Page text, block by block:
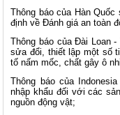
Thông báo của Hàn
định về Đánh giá an toàn
Thông báo của Đài Loan
sửa đổi, thiết lập một số
tố nấm mốc, chất gây ô
Thông báo của
nhập khẩu đối với các
nguồn động vật;